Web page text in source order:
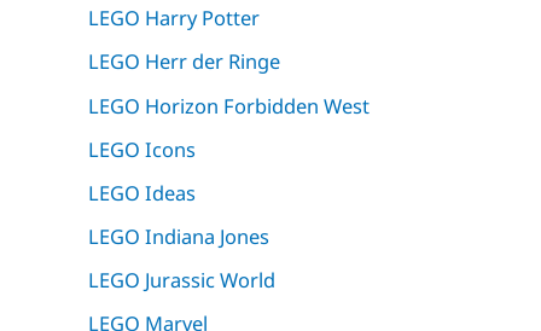
LEGO Harry Potter
LEGO Herr der Ringe
LEGO Horizon Forbidden West
LEGO Icons
LEGO Ideas
LEGO Indiana Jones
LEGO Jurassic World
LEGO Marvel